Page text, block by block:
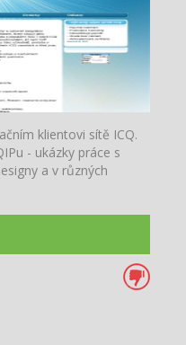
klientovi sítě ICQ.
- ukázky práce s
a v různých